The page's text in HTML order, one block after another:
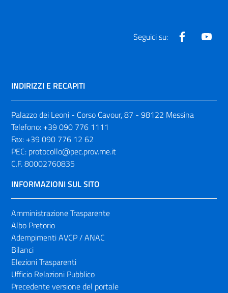
Seguici su: Facebook
INDIRIZZI E RECAPITI
Palazzo dei Leoni - Corso Cavour, 87 - 98122 Messina
Telefono: +39 090 776 1111
Fax: +39 090 776 12 62
PEC: protocollo@pec.prov.me.it
C.F. 80002760835
INFORMAZIONI SUL SITO
Amministrazione Trasparente
Albo Pretorio
Adempimenti AVCP / ANAC
Bilanci
Elezioni Trasparenti
Ufficio Relazioni Pubblico
Precedente versione del portale